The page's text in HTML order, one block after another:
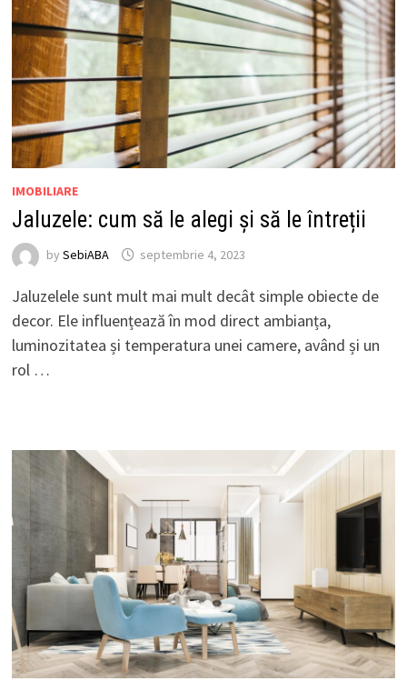
IMOBILIARE
Jaluzele: cum să le alegi și să le întreții
by SebiABA septembrie 4, 2023
Jaluzelele sunt mult mai mult decât simple obiecte de
decor. Ele influențează în mod direct ambianța,
luminozitatea și temperatura unei camere, având și un
rol …